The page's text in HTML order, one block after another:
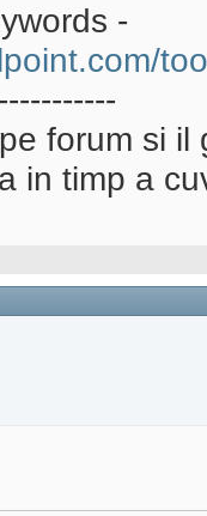
-
forum si
in timp a